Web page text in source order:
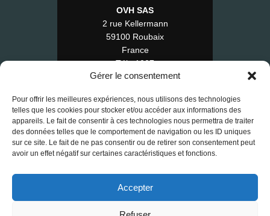
Gérer le consentement
Pour offrir les meilleures expériences, nous utilisons des technologies
telles que les cookies pour stocker et/ou accéder aux informations des
appareils. Le fait de consentir à ces technologies nous permettra de traiter
des données telles que le comportement de navigation ou les ID uniques
sur ce site. Le fait de ne pas consentir ou de retirer son consentement peut
avoir un effet négatif sur certaines caractéristiques et fonctions.
Accepter
OVH SAS
2 rue Kellermann
59100 Roubaix
France
Tél : 1007
© 2025 RE-FAP — Tous droits réservés.
Contact Mentions légales
•
RGPD • Cookies